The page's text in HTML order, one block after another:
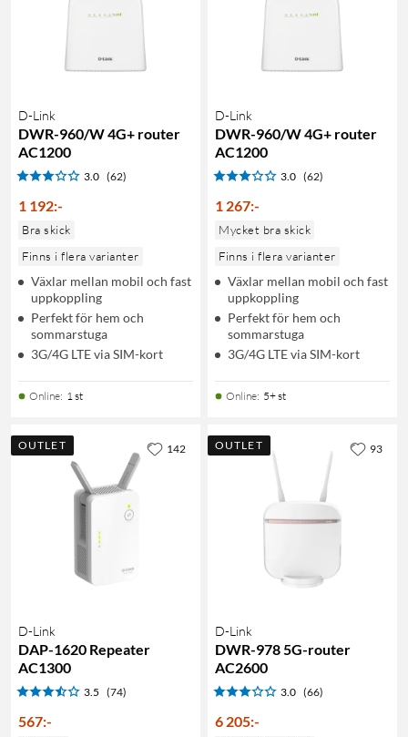
D-Link
DWR-960/W 4G+ router
AC1200
3.0 (62)
1 192:-
Bra skick
Finns i flera varianter
Växlar mellan mobil och fast
uppkoppling
Perfekt för hem och
sommarstuga
3G/4G LTE via SIM-kort
Online: 1 st
D-Link
DWR-960/W 4G+ router
AC1200
3.0 (62)
1 267:-
Mycket bra skick
Finns i flera varianter
Växlar mellan mobil och fast
uppkoppling
Perfekt för hem och
sommarstuga
3G/4G LTE via SIM-kort
Online: 5+ st
OUTLET
D-Link
DAP-1620 Repeater
AC1300
3.5 (74)
567:-
142 OUTLET
D-Link
DWR-978 5G-router
AC2600
3.0 (66)
6 205:-
93